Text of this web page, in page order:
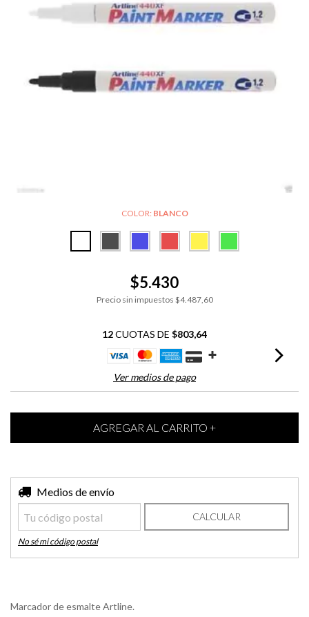
COLOR: BLANCO
$5.430
Precio sin impuestos $4.487,60
12CUOTAS DE $803,64
Ver medios de pago
Entregas para el CP:
Medios de envío
CALCULAR
No sé mi código postal
Marcador de esmalte Artline.